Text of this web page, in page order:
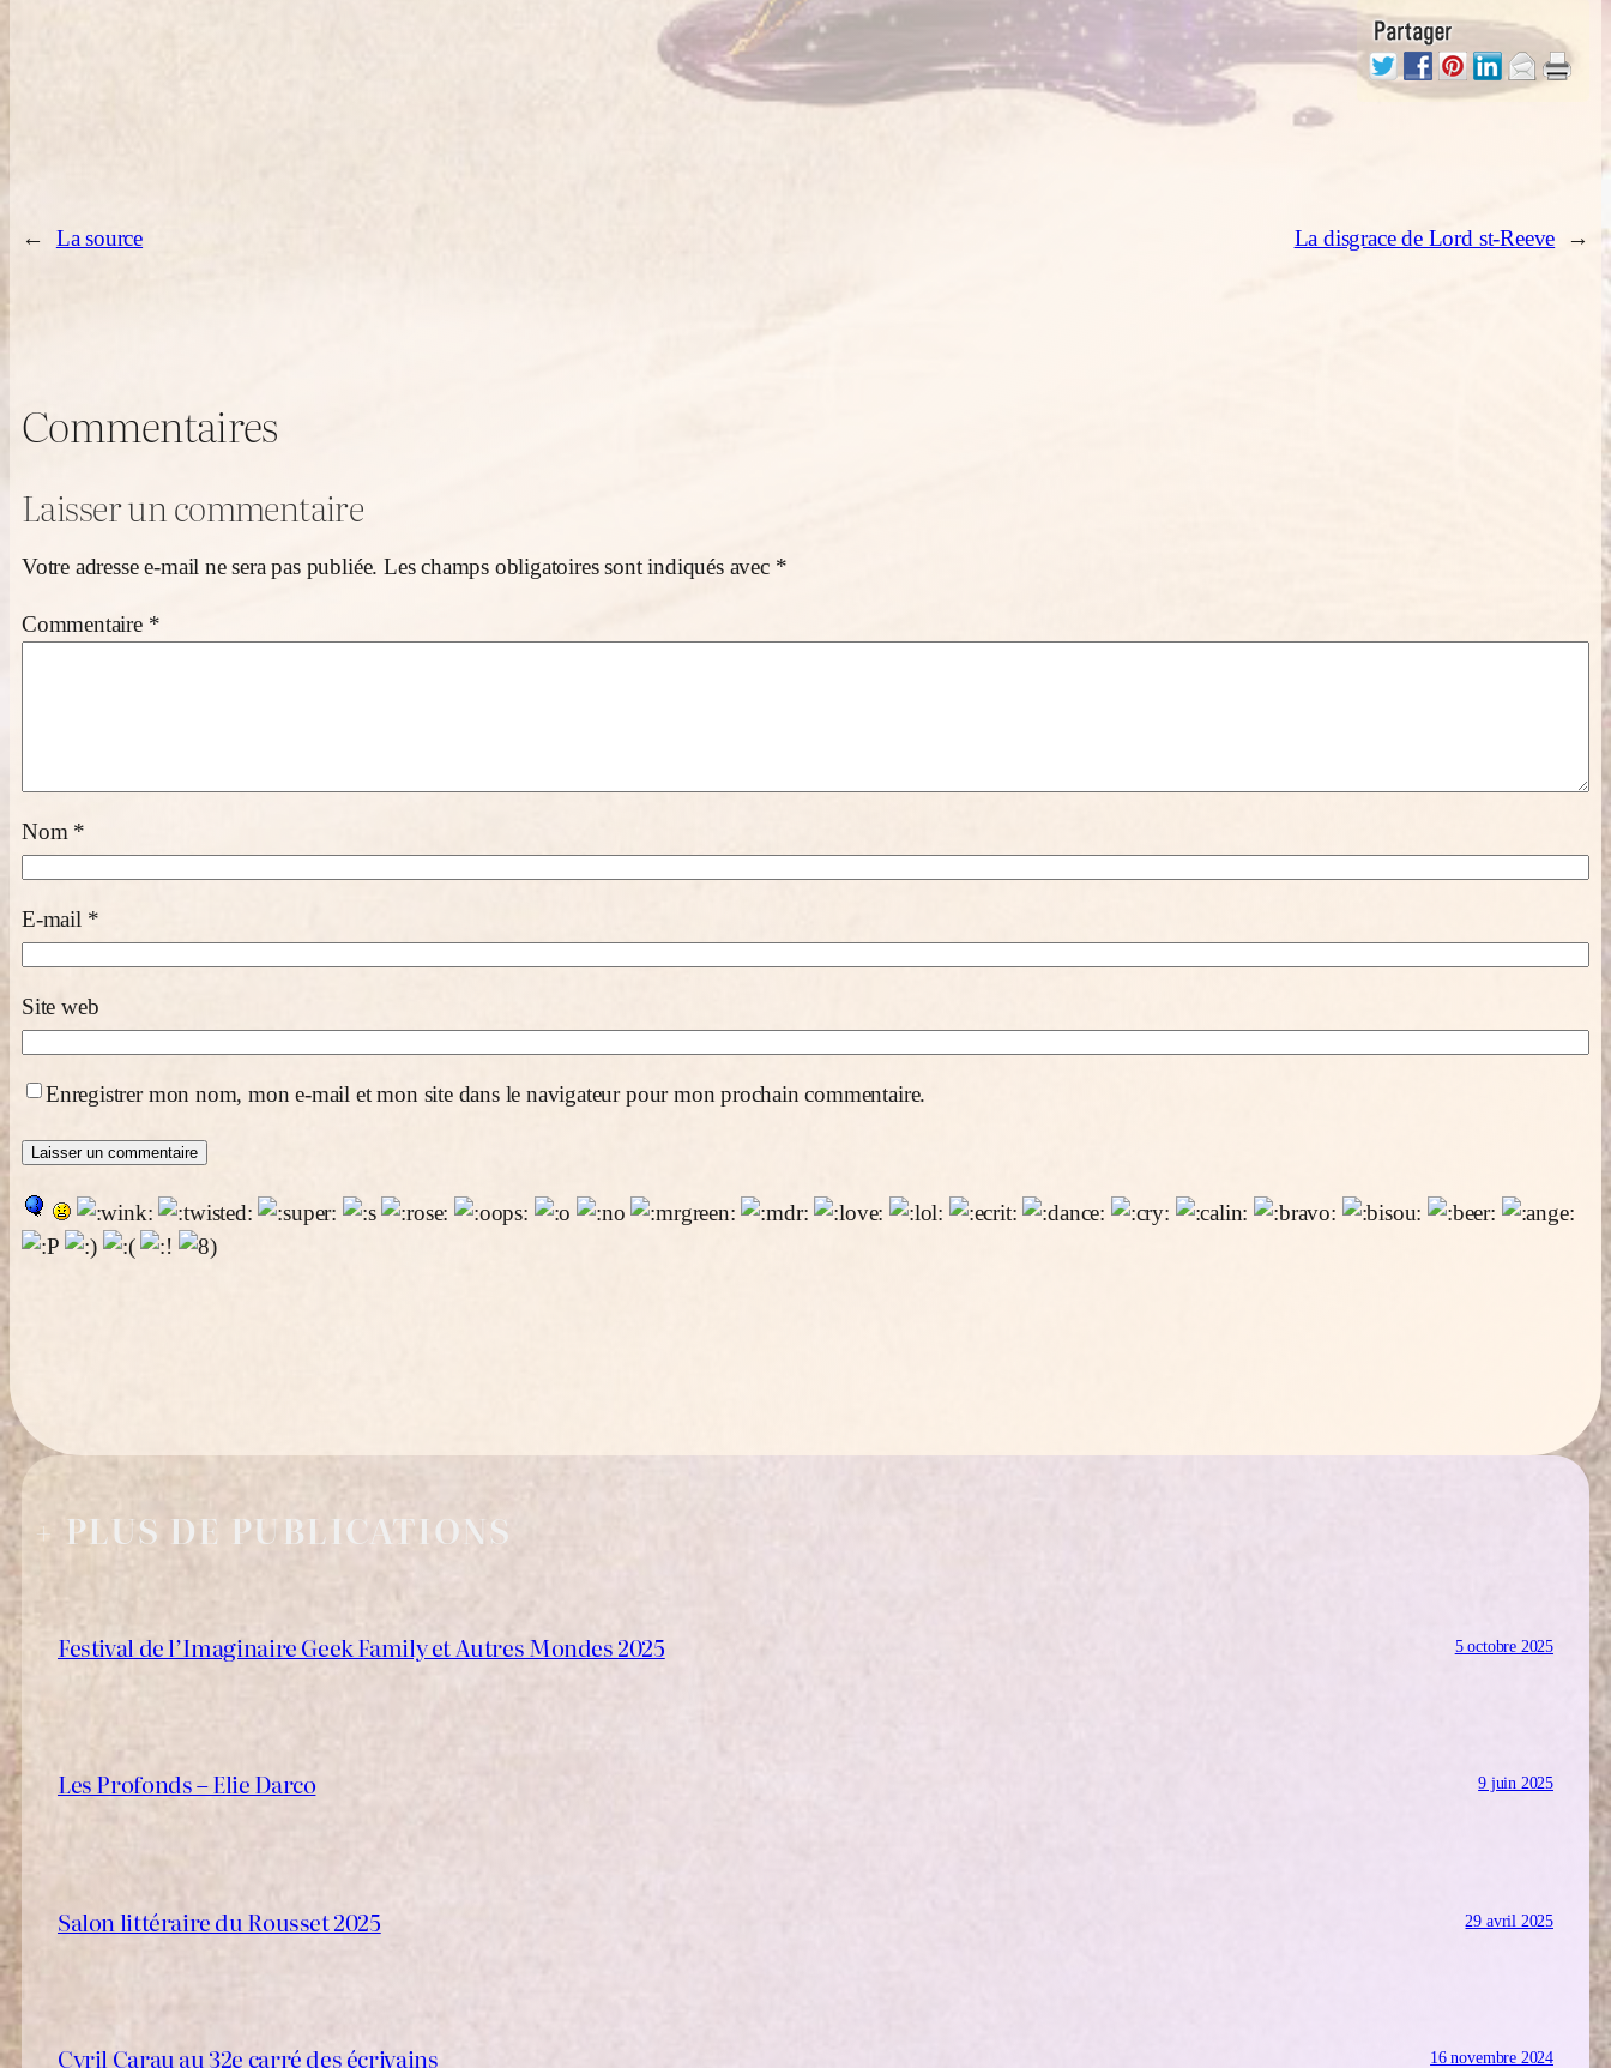
← La source La disgrace de Lord st-Reeve →
Commentaires
Laisser un commentaire
Votre adresse e-mail ne sera pas publiée. Les champs obligatoires sont indiqués avec *
Commentaire *
Nom *
E-mail *
Site web
Enregistrer mon nom, mon e-mail et mon site dans le navigateur pour mon prochain commentaire.
+ PLUS DE PUBLICATIONS
Festival de l’Imaginaire Geek Family et Autres Mondes 2025 5 octobre 2025
Les Profonds – Elie Darco 9 juin 2025
Salon littéraire du Rousset 2025 29 avril 2025
Cyril Carau au 32e carré des écrivains 16 novembre 2024